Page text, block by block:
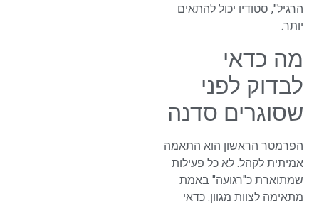
הרגיל", סטודיו יכול להתאים
יותר.
מה כדאי
לבדוק לפני
שסוגרים סדנה
הפרמטר הראשון הוא התאמה
אמיתית לקהל. לא כל פעילות
שמתוארת כ"רגועה" באמת
מתאימה לצוות מגוון. כדאי